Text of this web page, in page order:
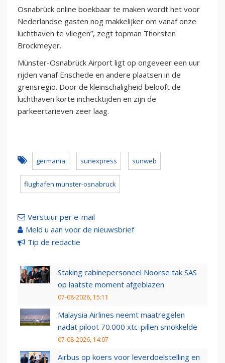
Osnabrück online boekbaar te maken wordt het voor
Nederlandse gasten nog makkelijker om vanaf onze
luchthaven te vliegen”, zegt topman Thorsten
Brockmeyer.
Münster-Osnabrück Airport ligt op ongeveer een uur
rijden vanaf Enschede en andere plaatsen in de
grensregio. Door de kleinschaligheid belooft de
luchthaven korte inchecktijden en zijn de
parkeertarieven zeer laag.
germania sunexpress sunweb
flughafen munster-osnabruck
Verstuur per e-mail
Meld u aan voor de nieuwsbrief
Tip de redactie
Staking cabinepersoneel Noorse tak SAS
op laatste moment afgeblazen
07-08-2026, 15:11
Malaysia Airlines neemt maatregelen
nadat piloot 70.000 xtc-pillen smokkelde
07-08-2026, 14:07
Airbus op koers voor leverdoelstelling en